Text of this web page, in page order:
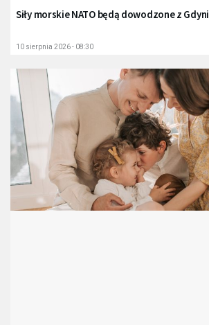
Siły morskie NATO będą dowodzone z Gdyni
10 sierpnia 2026 - 08:30